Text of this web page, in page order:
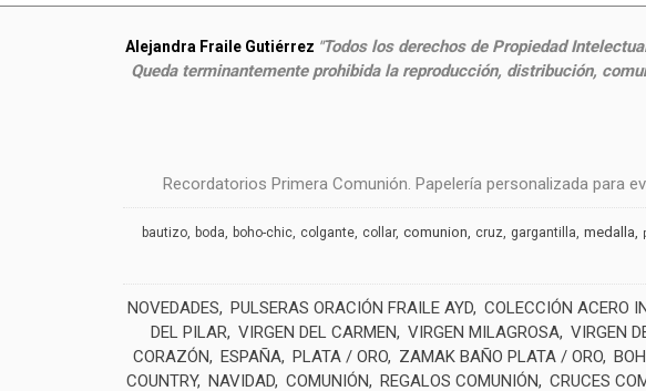
Alejandra Fraile Gutiérrez "Todos los derechos de Propiedad
Queda terminantemente prohibida la reproducción, distribución,
Recordatorios Primera Comunión. Papelería personalizada para
bautizo boda boho-chic colgante collar comunion cruz gargantilla medalla
NOVEDADES PULSERAS ORACIÓN FRAILE AYD COLECCIÓN ACERO
DEL PILAR VIRGEN DEL CARMEN VIRGEN MILAGROSA VIRGEN
CORAZÓN
ESPAÑA PLATA / ORO ZAMAK BAÑO PLATA / ORO
COUNTRY NAVIDAD COMUNIÓN REGALOS COMUNIÓN CRUCES